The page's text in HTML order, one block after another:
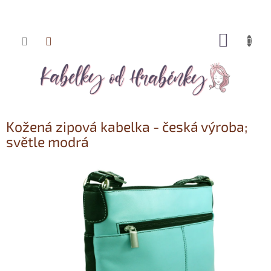
Přejít
Kožená zipová kabelka - česká výroba;
světle modrá